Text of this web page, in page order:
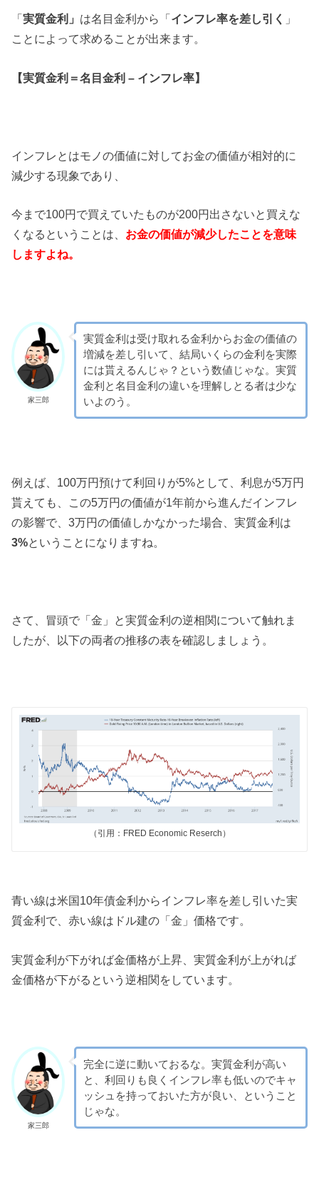
「実質金利」 は名目金利から「 インフレ率を差し引く
」
ことによって求めることが出来ます。
【実質金利＝名目金利 – インフレ率】
インフレとはモノの価値に対してお金の価値が相対的に
減少する現象であり、
今まで100円で買えていたものが200円出さないと買えな
くなるということは、 お金の価値が減少したことを意味
しますよね。
家三郎
実質金利は受け取れる金利からお金の価値の
増減を差し引いて、結局いくらの金利を実際
には貰えるんじゃ？という数値じゃな。実質
金利と名目金利の違いを理解しとる者は少な
いよのう。
例えば、100万円預けて利回りが5%として、利息が5万円
貰えても、この5万円の価値が1年前から進んだインフレ
の影響で、3万円の価値しかなかった場合、実質金利は
3%ということになりますね。
さて、冒頭で「金」と実質金利の逆相関について触れま
したが、以下の両者の推移の表を確認しましょう。
（引用：FRED Economic Reserch）
青い線は米国10年債金利からインフレ率を差し引いた実
質金利で、赤い線はドル建の「金」価格です。
実質金利が下がれば金価格が上昇、実質金利が上がれば
金価格が下がるという逆相関をしています。
家三郎
完全に逆に動いておるな。実質金利が高い
と、利回りも良くインフレ率も低いのでキャ
ッシュを持っておいた方が良い、ということ
じゃな。